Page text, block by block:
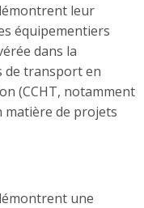
leur
équipementiers
dans la
de transport en
(CCHT, notamment
matière de projets
une